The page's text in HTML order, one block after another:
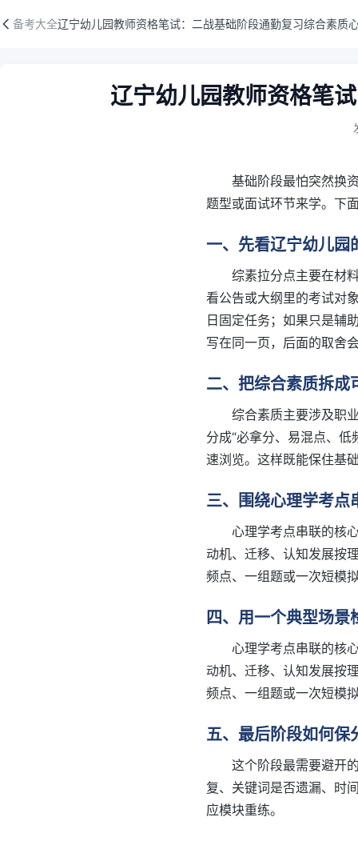
备考大全辽宁幼儿园教师资格笔试：二战基础阶段通勤复习综合素质
辽宁幼儿园教师资格笔
基础阶段最怕突然换
题型或面试环节来学。下
一、先看辽宁幼儿园
综素拉分点主要在材
看公告或大纲里的考试对
日固定任务；如果只是辅
写在同一页，后面的取舍
二、把综合素质拆成
综合素质主要涉及职
分成“必拿分、易混点、
速浏览。这样既能保住基
三、围绕心理学考点
心理学考点串联的核
动机、迁移、认知发展按
频点、一组题或一次短模
四、用一个典型场
心理学考点串联的核
动机、迁移、认知发展按
频点、一组题或一次短模
五、最后阶段如何保
这个阶段最需要避开
复、关键词是否遗漏、时
应模块重练。